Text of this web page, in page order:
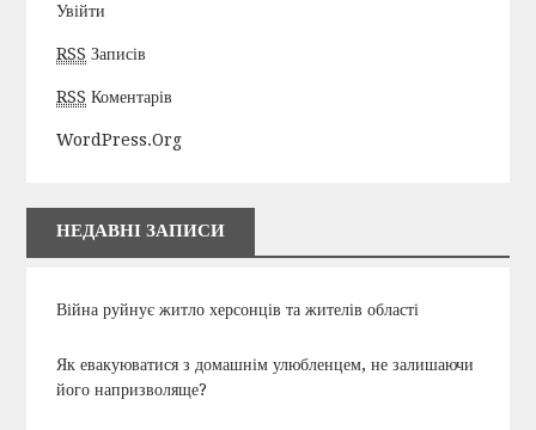
Увійти
RSS Записів
RSS Коментарів
WordPress.org
НЕДАВНІ ЗАПИСИ
Війна руйнує житло херсонців та жителів області
Як евакуюватися з домашнім улюбленцем, не залишаючи
його напризволяще?